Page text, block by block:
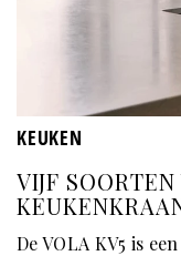
KEUKEN
VIJF
De VOLA KV5 is